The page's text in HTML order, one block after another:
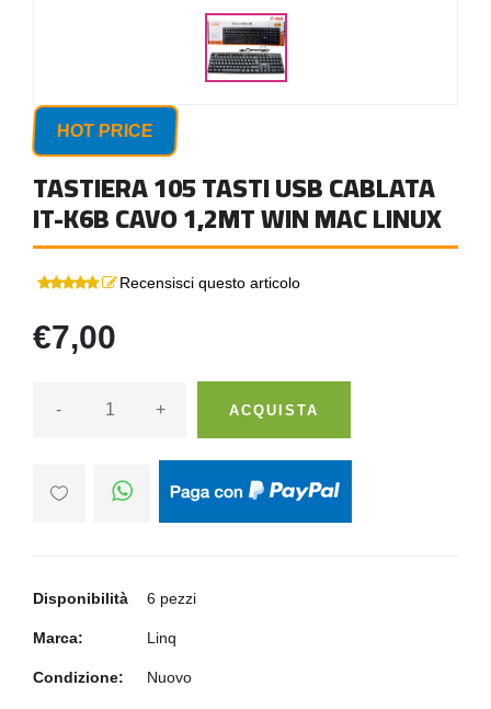
HOT PRICE
TASTIERA 105 TASTI USB CABLATA
IT-K6B CAVO 1,2MT WIN MAC LINUX
Recensisci questo articolo
€7,00
- + ACQUISTA
Disponibilità 6 pezzi
Marca: Linq
Condizione: Nuovo